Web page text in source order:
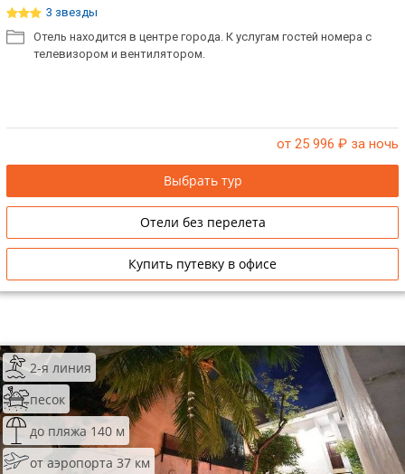
3 звезды
Отель находится в центре города. К услугам гостей номера с
телевизором и вентилятором.
от 25 996 ₽ за ночь
Выбрать тур
Отели без перелета
Купить путевку в офисе
2-я линия
песок
до пляжа 140 м
от аэропорта 37 км